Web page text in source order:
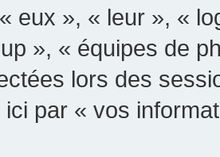
eux », « leur », «
», « équipes de
lors des
par « vos